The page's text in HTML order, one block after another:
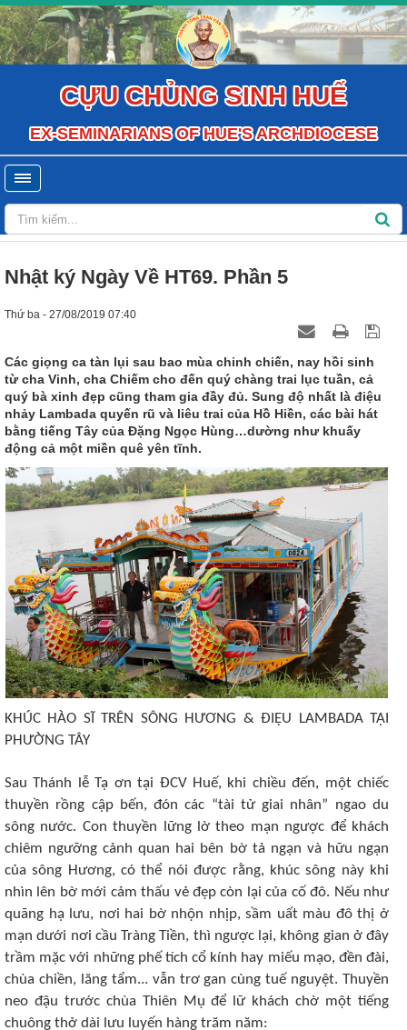
CỰU CHỦNG SINH HUẾ
EX-SEMINARIANS OF HUE'S ARCHDIOCESE
Nhật ký Ngày Về HT69. Phần 5
Thứ ba - 27/08/2019 07:40
Các giọng ca tàn lụi sau bao mùa chinh chiến, nay hồi sinh
từ cha Vinh, cha Chiếm cho đến quý chàng trai lục tuần, cả
quý bà xinh đẹp cũng tham gia đầy đủ. Sung độ nhất là điệu
nhảy Lambada quyến rũ và liêu trai của Hồ Hiền, các bài hát
bằng tiếng Tây của Đặng Ngọc Hùng…dường như khuấy
động cả một miền quê yên tĩnh.
KHÚC HÀO SĨ TRÊN SÔNG HƯƠNG & ĐIỆU LAMBADA TẠI
PHƯỜNG TÂY
Sau Thánh lễ Tạ ơn tại ĐCV Huế, khi chiều đến, một chiếc
thuyền rồng cập bến, đón các “tài tử giai nhân” ngao du
sông nước. Con thuyền lững lờ theo mạn ngược để khách
chiêm ngưỡng cảnh quan hai bên bờ tả ngạn và hữu ngạn
của sông Hương, có thể nói được rằng, khúc sông này khi
nhìn lên bờ mới cảm thấu vẻ đẹp còn lại của cố đô. Nếu như
quãng hạ lưu, nơi hai bờ nhộn nhịp, sầm uất màu đô thị ở
mạn dưới nơi cầu Tràng Tiền, thì ngược lại, không gian ở đây
trầm mặc với những phế tích cổ kính hay miếu mạo, đền đài,
chùa chiền, lăng tẩm... vẫn trơ gan cùng tuế nguyệt. Thuyền
neo đậu trước chùa Thiên Mụ để lữ khách chờ một tiếng
chuông thở dài lưu luyến hàng trăm năm: